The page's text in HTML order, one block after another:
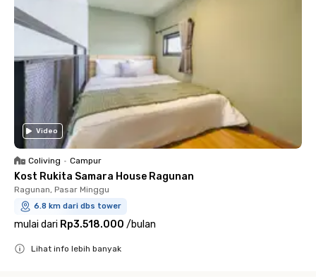
Video
Coliving • Campur
Kost Rukita Samara House Ragunan
Ragunan, Pasar Minggu
6.8 km dari dbs tower
mulai dari Rp3.518.000 /bulan
Lihat info lebih banyak